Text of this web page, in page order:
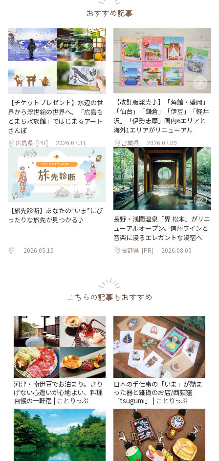
おすすめ記事
【チケットプレゼント】水辺の世
界から浮世絵の世界へ。「広島も
とまち水族館」ではじまるアート
さんぽ
広島県 [PR] 2026.07.31
【改訂版発売♪】「角館・盛岡」
「仙台」「鎌倉」「伊豆」「軽井
沢」「伊勢志摩」国内6エリアと
海外1エリアがリニューアル
宮城県 2026.07.09
【旅先診断】あなたの“いま”にぴ
ったりな旅先が見つかる♪
2026.05.15
長野・浅間温泉「界 松本」がリニ
ューアルオープン。信州ワインと
音楽に浸るエレガントな湯宿へ
長野県 [PR] 2026.08.05
こちらの記事もおすすめ
河津・南伊豆でお泊まり。さり
げない心遣いが心地よい、料理
自慢の一軒宿 | ことりっぷ
日本の手仕事の「いま」が詰ま
った器と雑貨のお店/西荻窪
「tsugumi」 | ことりっぷ